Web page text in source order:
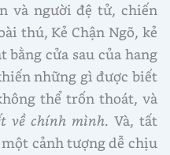
và người đệ tử, chiến
thú, Kẻ Chận Ngõ, kẻ
cửa sau của hang
những gì được biết
thể trốn thoát, và
về chính mình. Và, tất
cảnh tượng dễ chịu